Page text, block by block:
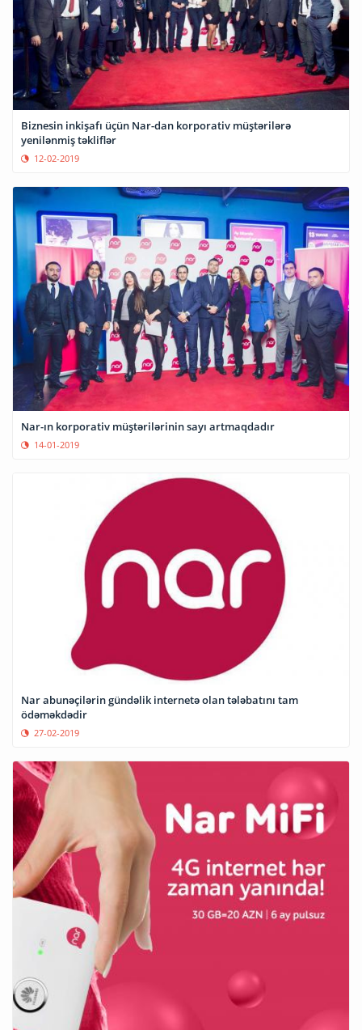
Biznesin inkişafı üçün Nar-dan korporativ müştərilərə
yenilənmiş təkliflər
12-02-2019
Nar-ın korporativ müştərilərinin sayı artmaqdadır
14-01-2019
Nar abunəçilərin gündəlik internetə olan tələbatını tam
ödəməkdədir
27-02-2019